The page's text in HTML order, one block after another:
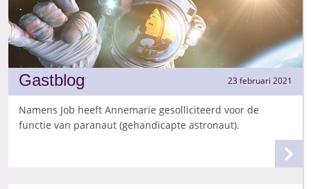
Gastblog 23 februari 2021
Namens Job heeft Annemarie gesolliciteerd voor de
functie van paranaut (gehandicapte astronaut).